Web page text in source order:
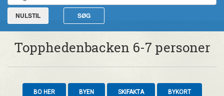
NULSTIL SØG
Topphedenbacken 6-7 personer
BO HER BYEN SKIFAKTA BYKORT